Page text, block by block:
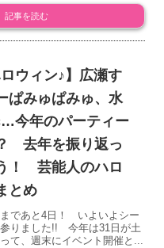
記事を読む
ロウィン♪】広瀬す
ぱみゅぱみゅ、水
今年のパーティー
去年を振り返っ
！ 芸能人のハロ
とめ
であと4日！ いよいよシー
りました!! 今年は31日が土
て、週末にイベント開催と...